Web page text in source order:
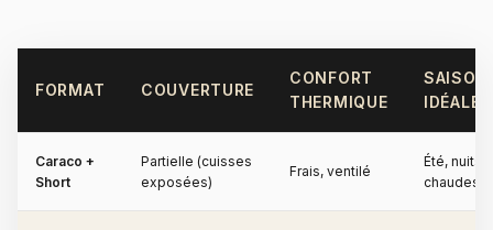
FORMAT COUVERTURE
CONFORT
THERMIQUE
SAISON
IDÉALE
Caraco +
Short
Partielle (cuisses
exposées)
Frais, ventilé
Été, nuits
chaudes